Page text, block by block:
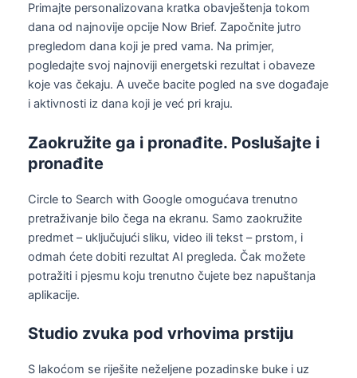
Primajte personalizovana kratka obavještenja tokom
dana od najnovije opcije Now Brief. Započnite jutro
pregledom dana koji je pred vama. Na primjer,
pogledajte svoj najnoviji energetski rezultat i obaveze
koje vas čekaju. A uveče bacite pogled na sve događaje
i aktivnosti iz dana koji je već pri kraju.
Zaokružite ga i pronađite. Poslušajte i
pronađite
Circle to Search with Google omogućava trenutno
pretraživanje bilo čega na ekranu. Samo zaokružite
predmet – uključujući sliku, video ili tekst – prstom, i
odmah ćete dobiti rezultat AI pregleda. Čak možete
potražiti i pjesmu koju trenutno čujete bez napuštanja
aplikacije.
Studio zvuka pod vrhovima prstiju
S lakoćom se riješite neželjene pozadinske buke i uz